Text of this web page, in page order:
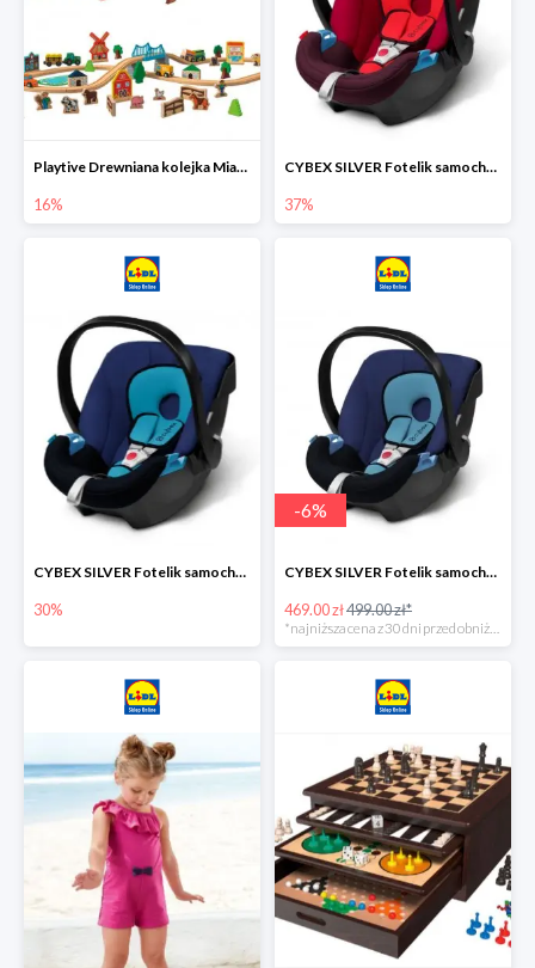
Playtive Drewniana kolejka Miasto lub Farma
16%
CYBEX SILVER Fotelik samochodowy
37%
CYBEX SILVER Fotelik samochodowy -30%
30%
-6%
CYBEX SILVER Fotelik samochodowy + dostawa gratis!
469.00 zł499.00 zł*
*najniższa cena z 30 dni przed obniżką